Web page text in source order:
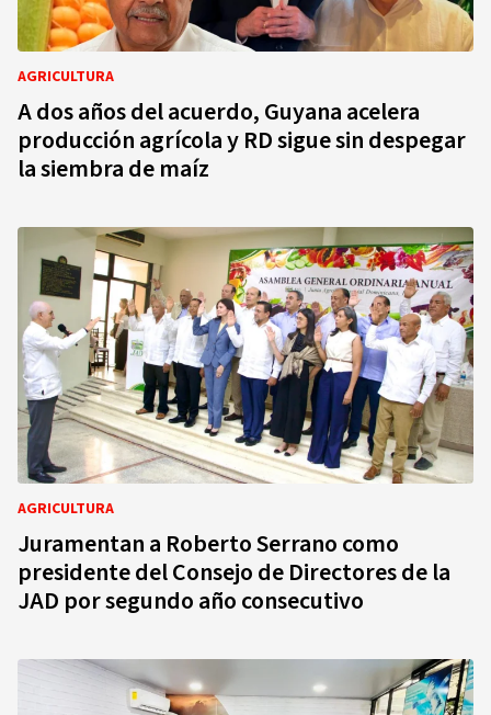
AGRICULTURA
A dos años del acuerdo, Guyana acelera
producción agrícola y RD sigue sin despegar
la siembra de maíz
AGRICULTURA
Juramentan a Roberto Serrano como
presidente del Consejo de Directores de la
JAD por segundo año consecutivo